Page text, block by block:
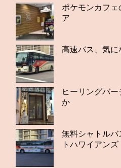
ポケモンカフェ
ア
高速バス、気
ヒーリングバ
か
無料シャトルバ
トハワイアンズ